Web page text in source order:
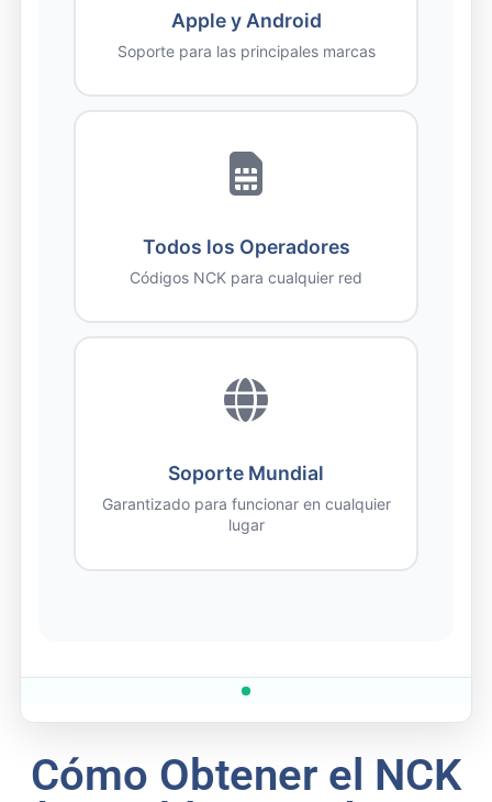
Apple y Android
Soporte para las principales marcas
Todos los Operadores
Códigos NCK para cualquier red
Soporte Mundial
Garantizado para funcionar en cualquier
lugar
Cómo Obtener el NCK